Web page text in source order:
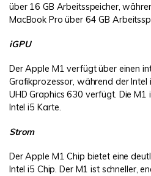
über 16 GB Arbeitsspeicher,
MacBook Pro über 64 GB
iGPU
Der Apple M1 verfügt über einen
Grafikprozessor, während der Intel
UHD Graphics 630 verfügt. Die M1
Intel i5 Karte.
Strom
Der Apple M1 Chip bietet eine
Intel i5 Chip. Der M1 ist schneller,